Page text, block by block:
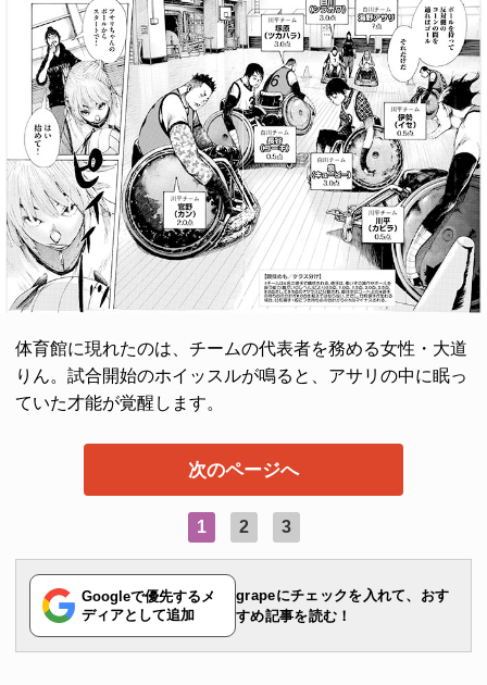
体育館に現れたのは、チームの代表者を務める女性・大道
りん。試合開始のホイッスルが鳴ると、アサリの中に眠っ
ていた才能が覚醒します。
次のページへ
1 2 3
Googleで優先するメ
ディアとして追加
grapeにチェックを入れて、おす
すめ記事を読む！